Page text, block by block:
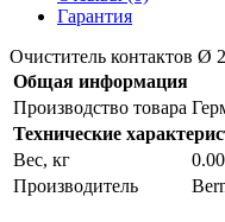
Гарантия
Очиститель контактов Ø
Общая информация
Производство товара
Технические
Вес, кг
Производитель